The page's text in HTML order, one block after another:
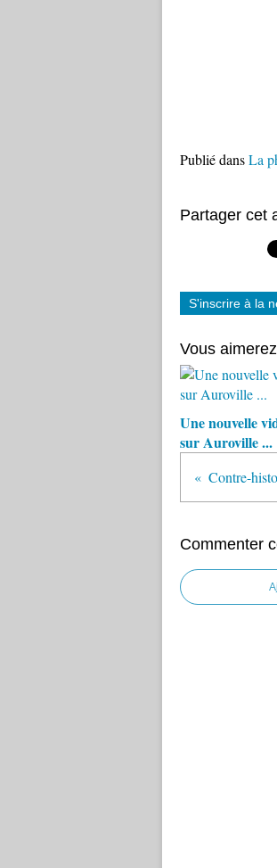
Publié dansLa
Partager cet
S'inscrire à la
Vous
Une nouvelle
sur Auroville ...
Commenter